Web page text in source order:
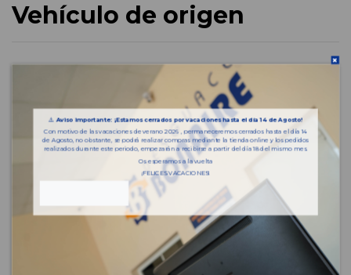
Vehículo de origen
⚠️ Aviso importante: ¡Estamos cerrados por vacaciones hasta el día 14 de Agosto!
Con motivo de las vacaciones de verano 2026 , permaneceremos cerrados hasta el día 14
de Agosto, no obstante, se podrá realizar compras mediante la tienda online y los pedidos
realizados durante este periodo, empezarán a recibirse a partir del día 18 del mismo mes.
Os esperamos a la vuelta
¡FELICES VACACIONES!